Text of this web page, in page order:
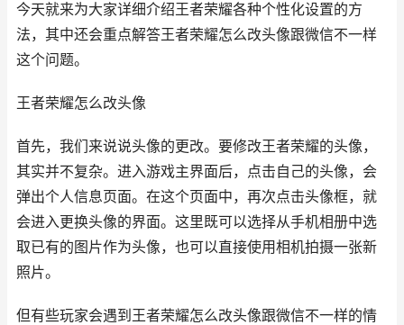
今天就来为大家详细介绍王者荣耀各种个性化设置的方
法，其中还会重点解答王者荣耀怎么改头像跟微信不一样
这个问题。
王者荣耀怎么改头像
首先，我们来说说头像的更改。要修改王者荣耀的头像，
其实并不复杂。进入游戏主界面后，点击自己的头像，会
弹出个人信息页面。在这个页面中，再次点击头像框，就
会进入更换头像的界面。这里既可以选择从手机相册中选
取已有的图片作为头像，也可以直接使用相机拍摄一张新
照片。
但有些玩家会遇到王者荣耀怎么改头像跟微信不一样的情